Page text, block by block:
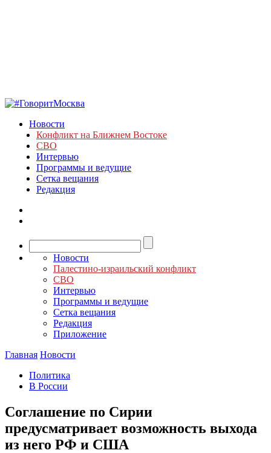
Новости
Конфликт на Ближнем Востоке
СВО
Интервью
Программы и ведущие
Сетка вещания
Редакция
Новости
Палестино-израильский конфликт
СВО
Интервью
Программы и ведущие
Сетка вещания
Редакция
Приложение
Главная Новости
Политика
В России
Соглашение по Сирии
предусматривает возможность выхода
из него РФ и США